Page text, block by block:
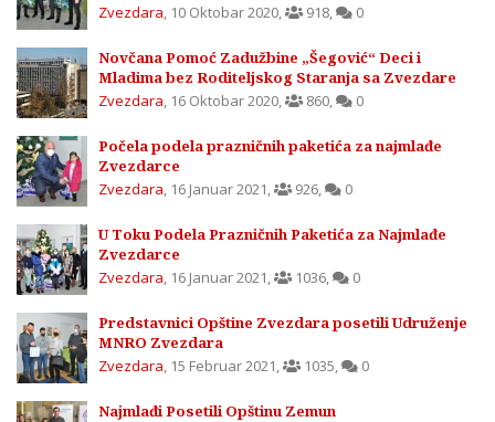
Zvezdara, 10 Oktobar 2020, 918, 0
Novčana Pomoć Zadužbine „Šegović“ Deci i
Mladima bez Roditeljskog Staranja sa Zvezdare
Zvezdara, 16 Oktobar 2020, 860, 0
Počela podela prazničnih paketića za najmlađe
Zvezdarce
Zvezdara, 16 Januar 2021, 926, 0
U Toku Podela Prazničnih Paketića za Najmlađe
Zvezdarce
Zvezdara, 16 Januar 2021, 1036, 0
Predstavnici Opštine Zvezdara posetili Udruženje
MNRO Zvezdara
Zvezdara, 15 Februar 2021, 1035, 0
Najmlađi Posetili Opštinu Zemun